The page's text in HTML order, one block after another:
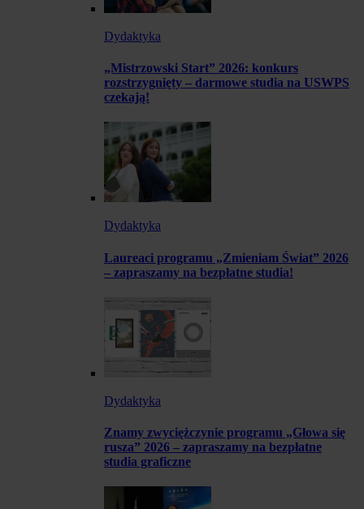
Dydaktyka
„Mistrzowski Start” 2026: konkurs
rozstrzygnięty – darmowe studia na USWPS
czekają!
Dydaktyka
Laureaci programu „Zmieniam Świat” 2026
– zapraszamy na bezpłatne studia!
Dydaktyka
Znamy zwyciężczynie programu „Głowa się
rusza” 2026 – zapraszamy na bezpłatne
studia graficzne